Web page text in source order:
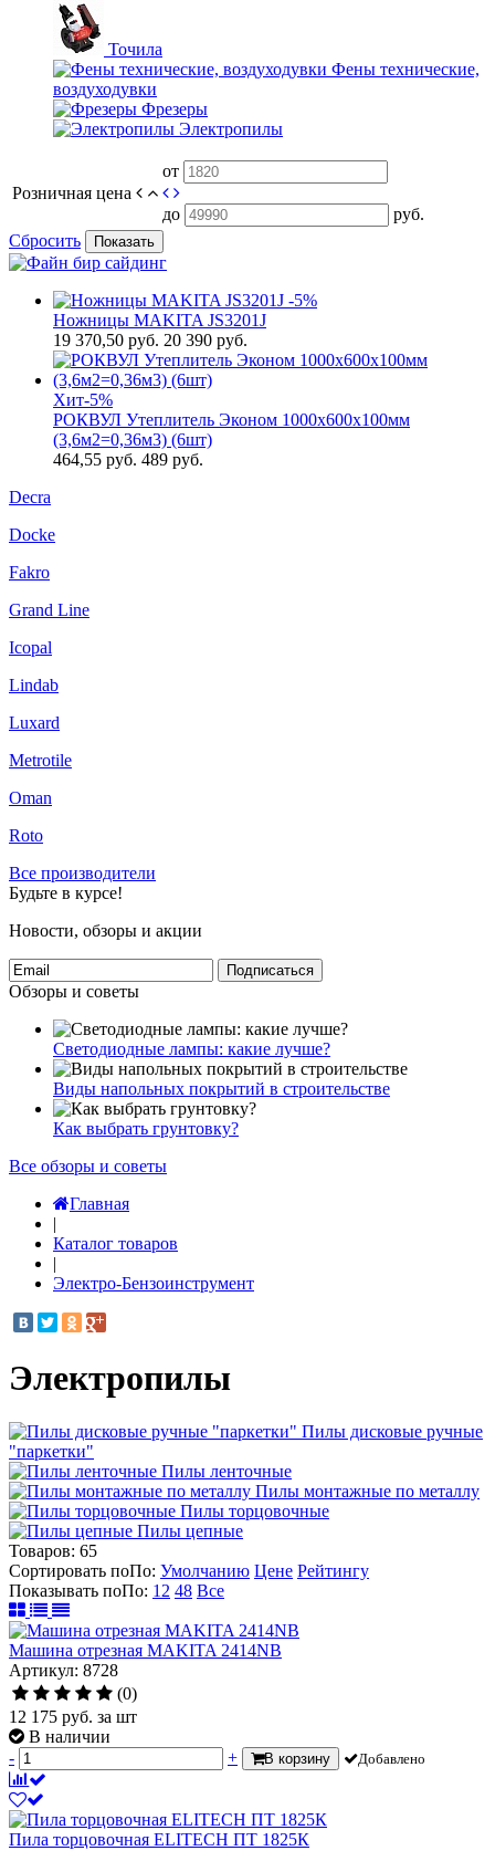
Точила
Фены технические,
воздуходувки
Фрезеры
Электропилы
Розничная цена
от
до
руб.
Сбросить
Показать
-5%
Ножницы MAKITA JS3201J
19 370,50 руб. 20 390 руб.
Хит-5%
РОКВУЛ Утеплитель Эконом 1000х600х100мм
(3,6м2=0,36м3) (6шт)
464,55 руб. 489 руб.
Decra
Docke
Fakro
Grand Line
Icopal
Lindab
Luxard
Metrotile
Oman
Roto
Все производители
Будьте в курсе!
Новости, обзоры и акции
Подписаться
Обзоры и советы
Светодиодные лампы: какие лучше?
Виды напольных покрытий в строительстве
Как выбрать грунтовку?
Все обзоры и советы
Главная
|
Каталог товаров
|
Электро-Бензоинструмент
Электропилы
Пилы дисковые ручные
"паркетки"
Пилы ленточные
Пилы монтажные по металлу
Пилы торцовочные
Пилы цепные
Товаров: 65
Сортировать поПо: Умолчанию Цене Рейтингу
Показывать поПо: 12 48 Все
Машина отрезная MAKITA 2414NB
Артикул: 8728
(0)
12 175 руб. за шт
В наличии
-
+ В корзину Добавлено
Пила торцовочная ELITECH ПТ 1825К